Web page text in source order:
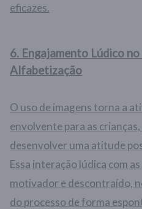
eficazes.
6. Engajamento Lúdico
Alfabetização
O uso de imagens torna a
envolvente para as
desenvolver uma atitude
Essa interação lúdica com
motivador e descontraído,
do processo de forma